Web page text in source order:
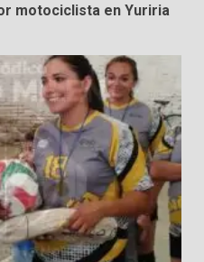
motociclista en Yuriria